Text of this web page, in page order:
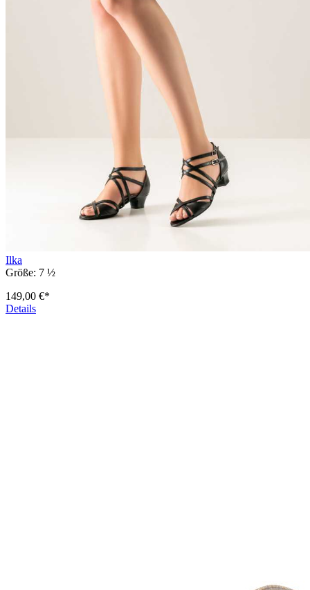
Ilka
Größe: 7 ½
149,00 €*
Details